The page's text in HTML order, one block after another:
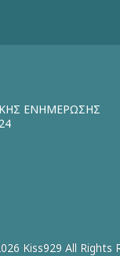
ΕΝΗΜΕΡΩΣΗΣ
Kiss929 All Rights